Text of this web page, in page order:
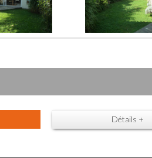
Détails +